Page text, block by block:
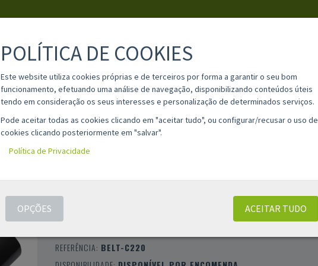
MATERIAL ESCOLAR INFORMAÇÕES CONTACTOS
0 COMENTÁRIOS
REFERÊNCIA: BELT-C220
POLÍTICA DE COOKIES
Este website utiliza cookies próprias e de terceiros por forma a garantir o seu bom
funcionamento, efetuando uma análise de navegação, disponibilizando conteúdos úteis
tendo em consideração os seus interesses e personalização de determinados serviços.
Pode aceitar todas as cookies clicando em "aceitar tudo", ou configurar/recusar o uso de
cookies clicando posteriormente em "salvar".
Política de Privacidade
ACEITAR TUDO
OPÇÕES